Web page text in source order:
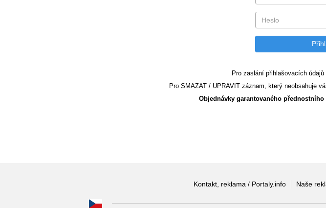
Pro zaslání přihlašovacích
Pro SMAZAT / UPRAVIT záznam, který neobsahuje
Objednávky garantovaného
Kontakt, reklama / Portaly.info Naše